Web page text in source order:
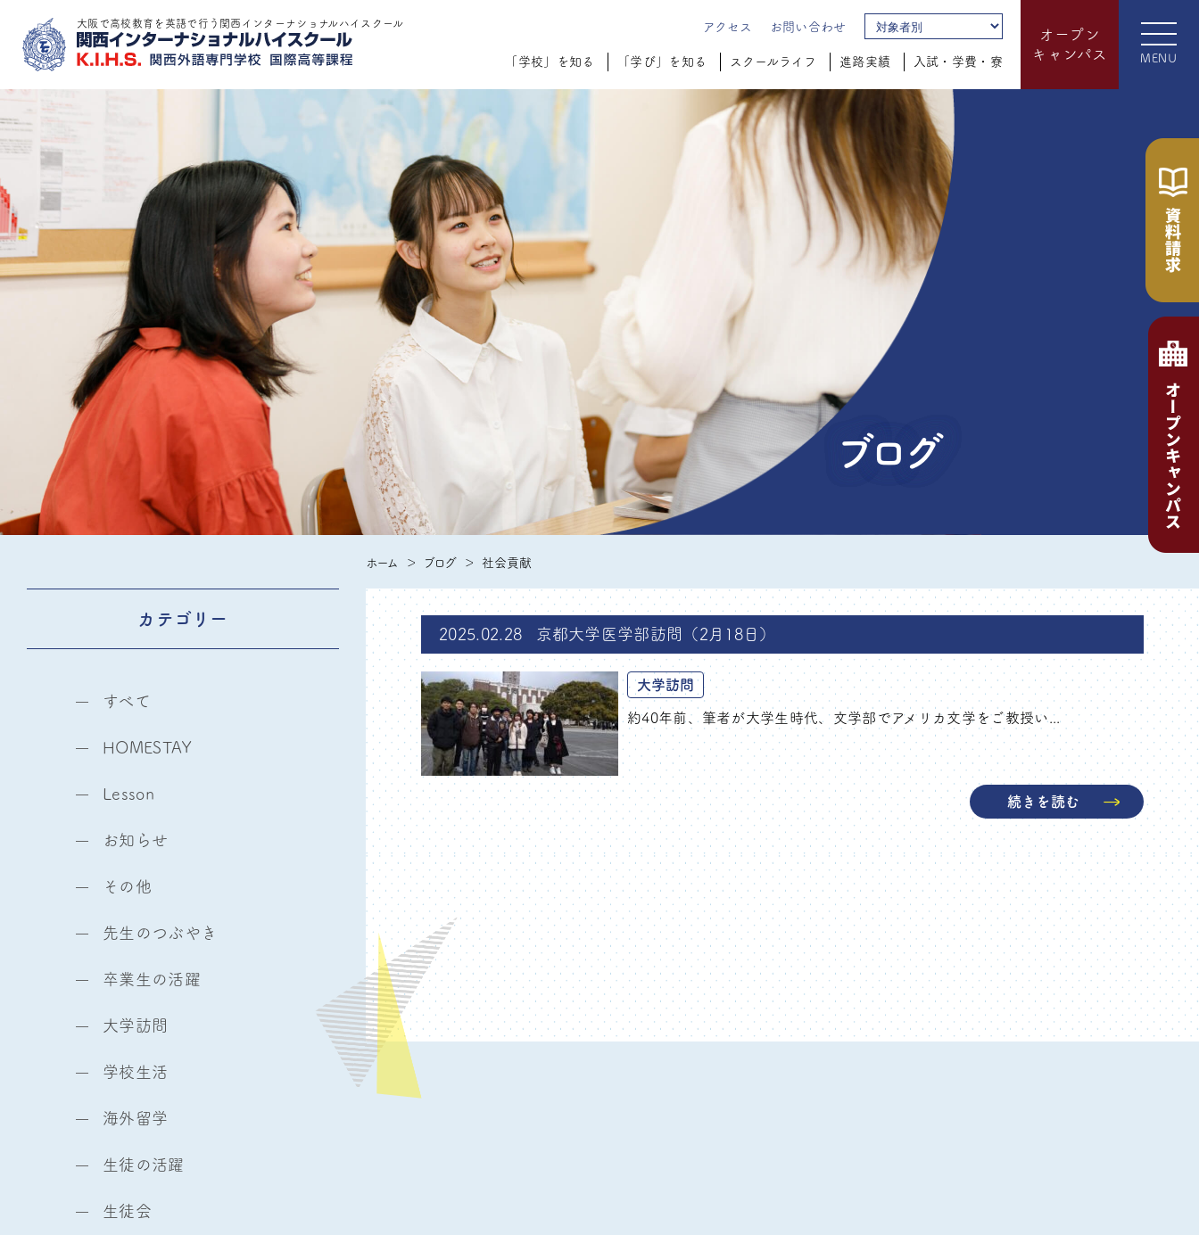
大阪で高校教育を英語で行う関西インターナショナルハイスクール アクセス お問い合わせ
「学校」を知る 「学び」を知る スクールライフ 進路実績 入試・学費・寮
オープン
キャンパス
MENU
ブログ
ホーム ブログ 社会貢献
2025.02.28 京都大学医学部訪問（2月18日）
大学訪問
約40年前、筆者が大学生時代、文学部でアメリカ文学をご教授い...
続きを読む
カテゴリー
すべて
HOMESTAY
Lesson
お知らせ
その他
先生のつぶやき
卒業生の活躍
大学訪問
学校生活
海外留学
生徒の活躍
生徒会